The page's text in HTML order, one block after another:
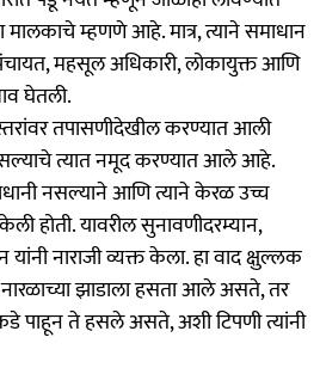
म्हणणे आहे. मात्र, त्याने समाधान
महसूल अधिकारी, लोकायुक्त आणि
घेतली.
तपासणीदेखील करण्यात आली
त्यात नमूद करण्यात आले आहे.
नसल्याने आणि त्याने केरळ उच्च
होती. यावरील सुनावणीदरम्यान,
यांनी नाराजी व्यक्त केला. हा वाद क्षुल्लक
झाडाला हसता आले असते, तर
पाहून ते हसले असते, अशी टिपणी त्यांनी